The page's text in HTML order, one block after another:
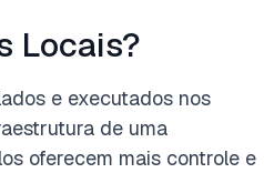
Locais?
e executados nos
de uma
oferecem mais controle e